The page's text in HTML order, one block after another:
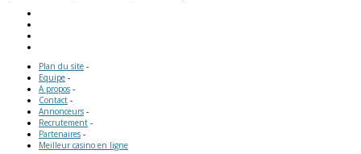
Plan du site -
Equipe -
A propos -
Contact -
Annonceurs -
Recrutement -
Partenaires -
Meilleur casino en ligne